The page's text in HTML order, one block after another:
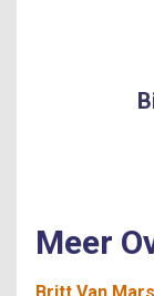
Meer